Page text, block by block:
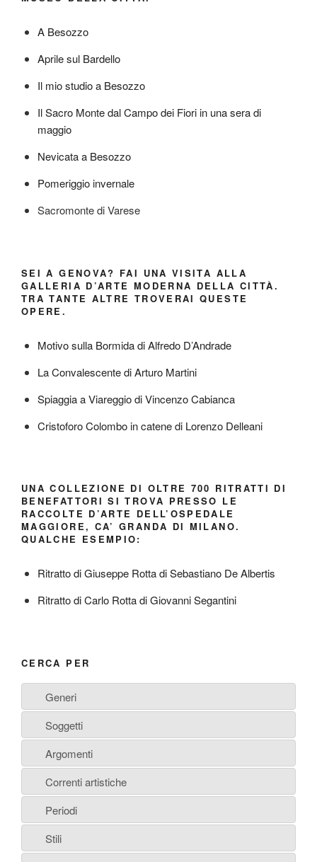
A Besozzo
Aprile sul Bardello
Il mio studio a Besozzo
Il Sacro Monte dal Campo dei Fiori in una sera di
maggio
Nevicata a Besozzo
Pomeriggio invernale
Sacromonte di Varese
SEI A GENOVA? FAI UNA VISITA ALLA
GALLERIA D’ARTE MODERNA DELLA CITTÀ.
TRA TANTE ALTRE TROVERAI QUESTE
OPERE.
Motivo sulla Bormida di Alfredo D’Andrade
La Convalescente di Arturo Martini
Spiaggia a Viareggio di Vincenzo Cabianca
Cristoforo Colombo in catene di Lorenzo Delleani
UNA COLLEZIONE DI OLTRE 700 RITRATTI DI
BENEFATTORI SI TROVA PRESSO LE
RACCOLTE D’ARTE DELL’OSPEDALE
MAGGIORE, CA’ GRANDA DI MILANO.
QUALCHE ESEMPIO:
Ritratto di Giuseppe Rotta di Sebastiano De Albertis
Ritratto di Carlo Rotta di Giovanni Segantini
CERCA PER
Generi
Soggetti
Argomenti
Correnti artistiche
Periodi
Stili